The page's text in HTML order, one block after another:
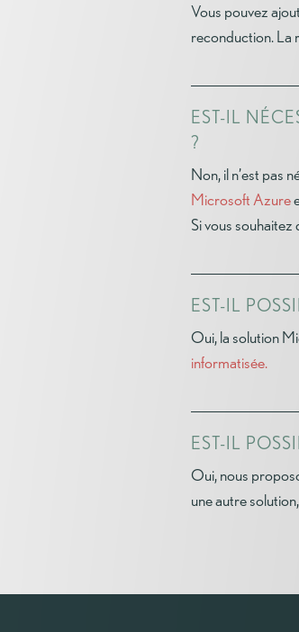
Vous pouvez
reconduction. La
EST-IL
?
Non, il n’est pas
Microsoft Azure
Si vous
EST-IL
Oui, la solution
informatisée.
EST-IL
Oui, nous
une autre